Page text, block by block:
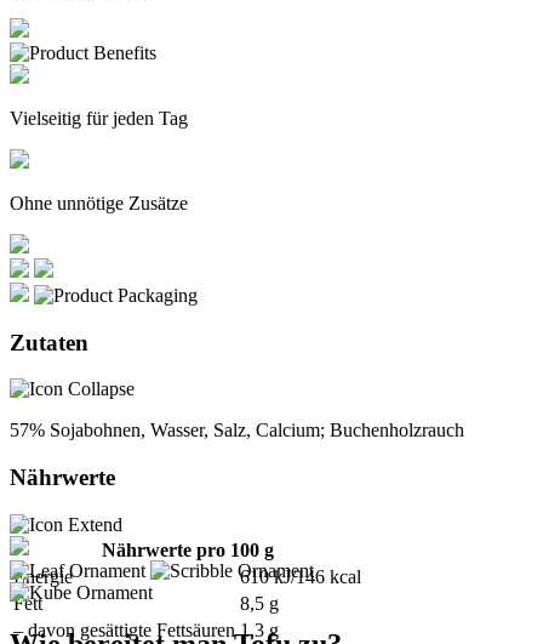
Vielseitig für jeden Tag
Ohne unnötige Zusätze
Zutaten
57% Sojabohnen, Wasser, Salz, Calcium; Buchenholzrauch
Nährwerte
Nährwerte pro 100 g
Energie
610 kJ/146 kcal
Fett
8,5 g
– davon gesättigte Fettsäuren 1,3 g